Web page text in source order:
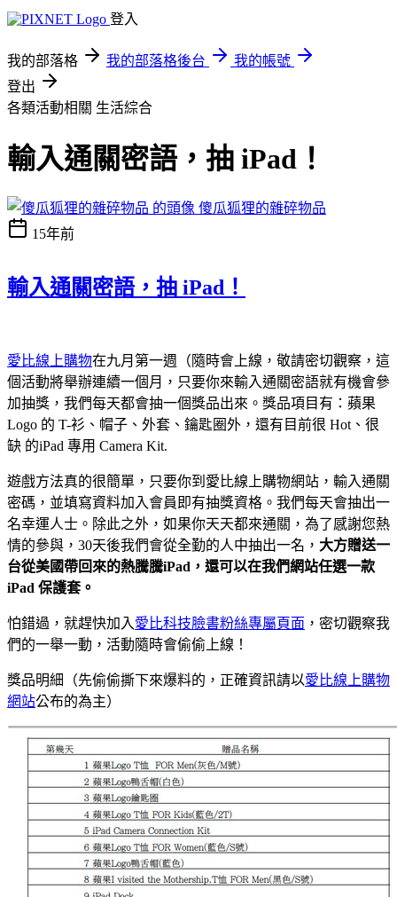
登入
我的部落格 我的部落格後台
我的帳號
登出
各類活動相關 生活綜合
輸入通關密語，抽 iPad！
傻瓜狐狸的雜碎物品
15年前
輸入通關密語，抽 iPad！
愛比線上購物在九月第一週（隨時會上線，敬請密切觀察，這
個活動將舉辦連續一個月，只要你來輸入通關密語就有機會參
加抽獎，我們每天都會抽一個獎品出來。獎品項目有：蘋果
Logo 的 T-衫、帽子、外套、 鑰匙圈外，還有目前很 Hot、很
缺 的iPad 專用 Camera Kit.
遊戲方法真的很簡單，只要你到愛比線上購物網站，輸入通關
密碼，並填寫資料加入會員即有抽獎資格。我們每天會抽出一
名幸運人士。除此之外，如果你天天都來通關，為了感謝您熱
情的參與，30天後我們會從全勤的人中抽出一名， 大方贈送一
台從美國帶回來的熱騰騰iPad，還可以在我們網站任選一款
iPad 保護套。
怕錯過，就趕快加入 愛比科技臉書粉絲專屬頁面 ，密切觀察我
們的一舉一動，活動隨時會偷偷上線！
獎品明細（先偷偷撕下來爆料的，正確資訊請以愛比線上購物
網站公布的為主）